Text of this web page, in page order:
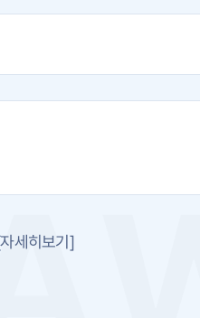
세히보기]